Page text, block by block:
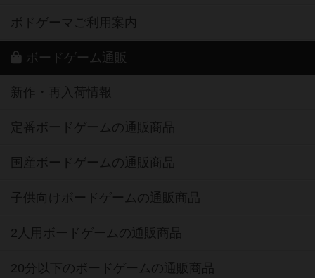
ボドゲーマご利用案内
ボードゲーム通販
新作・再入荷情報
定番ボードゲームの通販商品
国産ボードゲームの通販商品
子供向けボードゲームの通販商品
2人用ボードゲームの通販商品
20分以下のボードゲームの通販商品